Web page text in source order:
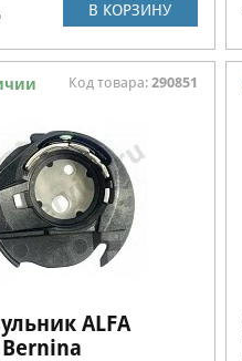
В КОРЗИНУ
ALFA
Код товара: 290851